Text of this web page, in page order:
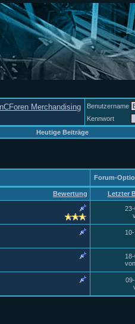
Merchandising Benutzername
Kennwort
Heutige Beiträge
Forum-
Bewertung Letzter
von